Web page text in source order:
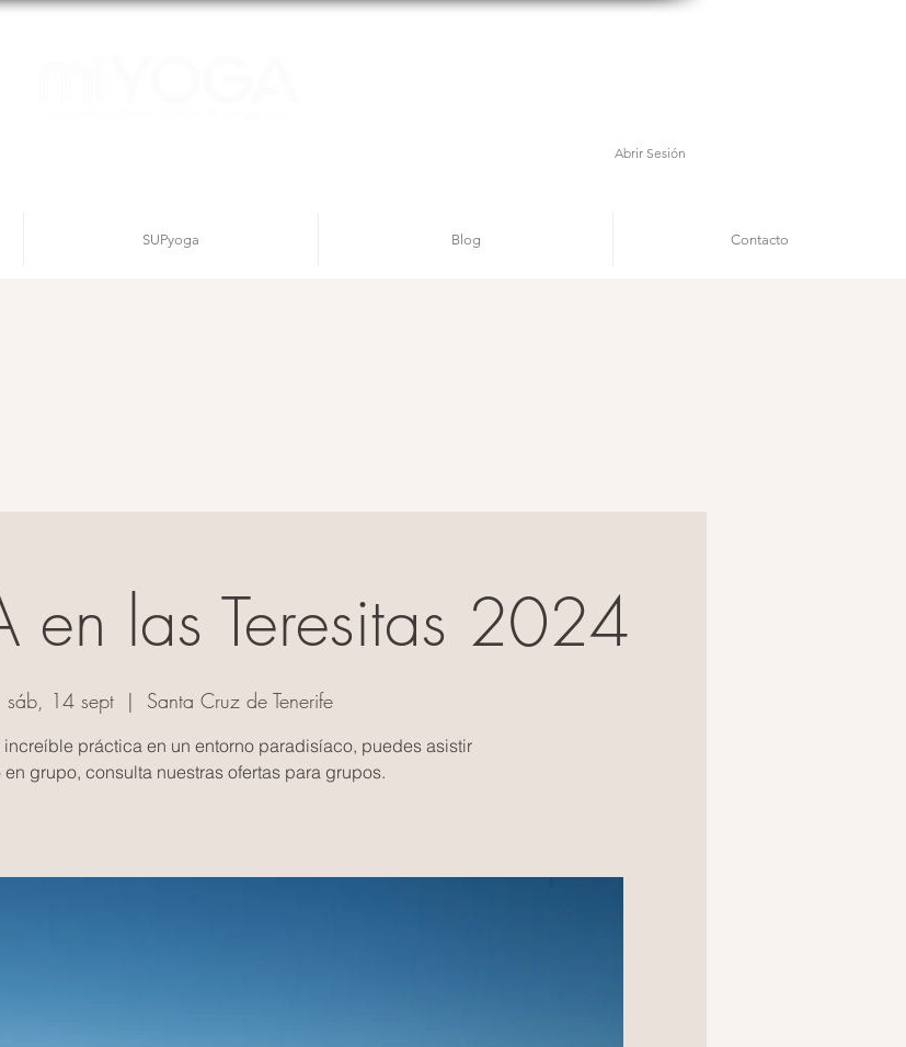
Abrir Sesión
SUPyoga Blog Contacto
en las Teresitas 2024
sáb, 14 sept
  |
Santa Cruz de Tenerife
increíble práctica en un entorno paradisíaco, puedes asistir
en grupo, consulta nuestras ofertas para grupos.